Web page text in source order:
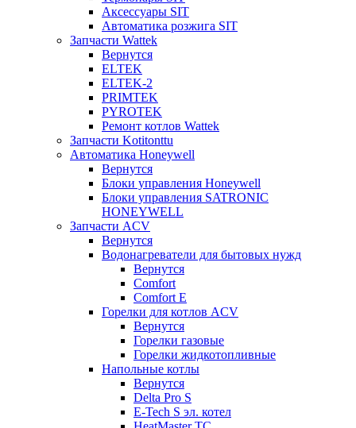
Аксессуары SIT
Автоматика розжига SIT
Запчасти Wattek
Вернутся
ELTEK
ELTEK-2
PRIMTEK
PYROTEK
Ремонт котлов Wattek
Запчасти Kotitonttu
Автоматика Honeywеll
Вернутся
Блоки управления Honeywell
Блоки управления SATRONIC
HONEYWELL
Запчасти ACV
Вернутся
Водонагреватели для бытовых нужд
Вернутся
Comfort
Comfort E
Горелки для котлов ACV
Вернутся
Горелки газовые
Горелки жидкотопливные
Напольные котлы
Вернутся
Delta Pro S
E-Tech S эл. котел